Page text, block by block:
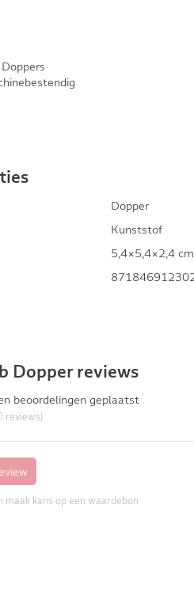
Dopper
Kunststof
5,4×5,4×2,4
Dopper reviews
beoordelingen geplaatst
reviews)
maak kans op een waardebon